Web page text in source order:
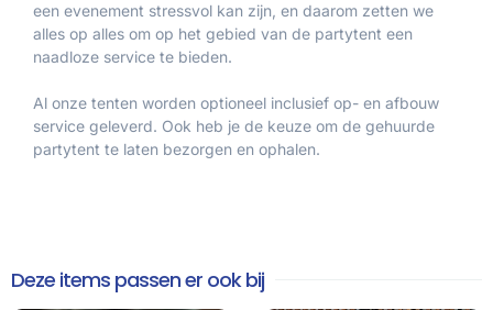
een evenement stressvol kan zijn, en daarom zetten we
alles op alles om op het gebied van de partytent een
naadloze service te bieden.
Al onze tenten worden optioneel inclusief op- en afbouw
service geleverd. Ook heb je de keuze om de gehuurde
partytent te laten bezorgen en ophalen.
Deze items passen er ook bij